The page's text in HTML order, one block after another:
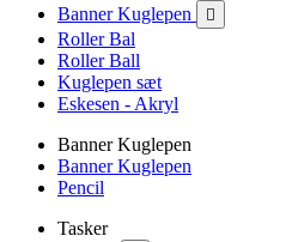
Banner Kuglepen

Roller Bal
Roller Ball
Kuglepen sæt
Eskesen - Akryl
Banner Kuglepen
Banner Kuglepen
Pencil
Tasker